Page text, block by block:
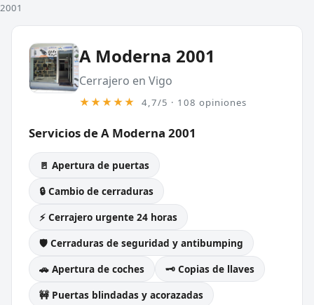
2001
A Moderna 2001
Cerrajero en Vigo
★★★★★ 4,7/5 · 108 opiniones
Servicios de A Moderna 2001
🚪 Apertura de puertas
🔒 Cambio de cerraduras
⚡ Cerrajero urgente 24 horas
🛡️ Cerraduras de seguridad y antibumping
🚗 Apertura de coches
🗝️ Copias de llaves
🚧 Puertas blindadas y acorazadas